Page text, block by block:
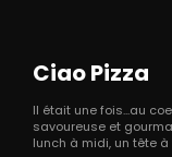
Ciao Pizza
Il était une fois...au
savoureuse et
lunch à midi, un tête